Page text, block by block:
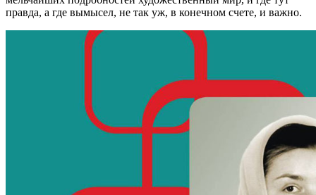
правда, а где вымысел, не так уж, в конечном счете, и важно.